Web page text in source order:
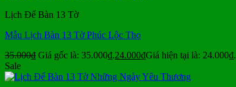
Lịch Để Bàn 13 Tờ
Mẫu Lịch Bàn 13 Tờ Phúc Lộc Thọ
35.000₫ Giá gốc là: 35.000₫.24.000₫Giá hiện tại là: 24.000₫.
Sale